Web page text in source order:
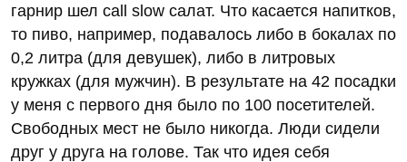
гарнир шел call slow салат. Что касается напитков,
то пиво, например, подавалось либо в бокалах по
0,2 литра (для девушек), либо в литровых
кружках (для мужчин). В результате на 42 посадки
у меня с первого дня было по 100 посетителей.
Свободных мест не было никогда. Люди сидели
друг у друга на голове. Так что идея себя